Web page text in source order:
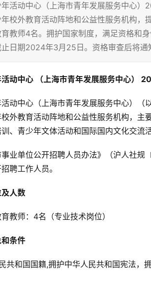
活动中心（上海市青年发展服务中心
校外教育活动阵地和公益性服务机构
教师4名。拥护国家制度，满足资格和
日期2024年3月25日。资格审查后将通
动中心 （上海市青年发展服务中心）
动中心（上海市青年发展服务中心）
外教育活动阵地和公益性服务机构，主
、青少年文体活动和国际国内文化交流
业单位公开招聘人员办法》（沪人社
聘工作人员。
人数
教师：4名（专业技术岗位）
条件
共和国国籍,拥护中华人民共和国宪法